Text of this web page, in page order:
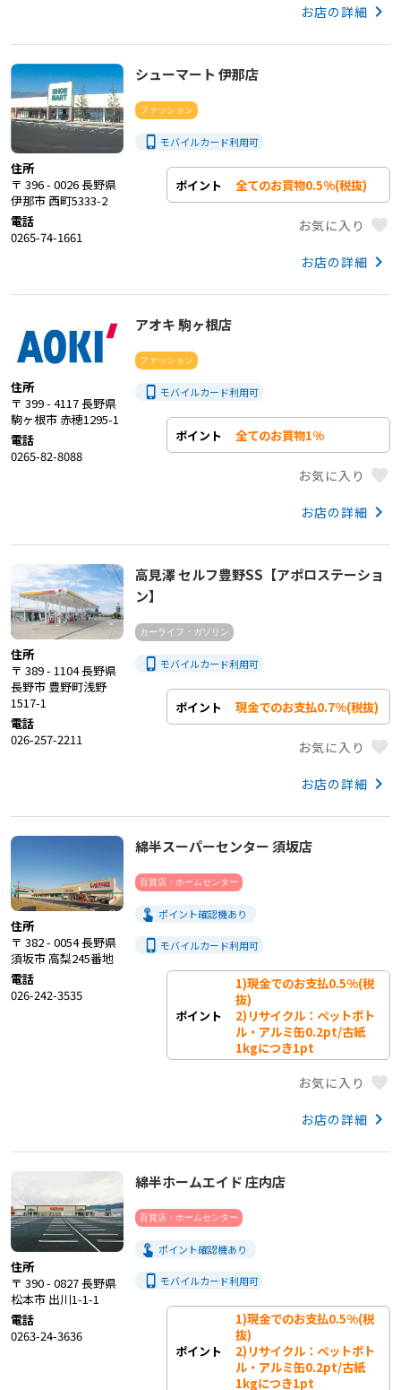
お店の詳細 keyboard_arrow_right
住所
〒 396 - 0026 長野県
伊那市 西町5333-2
電話
0265-74-1661
シューマート 伊那店
ファッション
phone_iphone モバイルカード利用可
ポイント 全てのお買物0.5%(税抜)
お気に入り favorite
お店の詳細 keyboard_arrow_right
住所
〒 399 - 4117 長野県
駒ヶ根市 赤穂1295-1
電話
0265-82-8088
アオキ 駒ヶ根店
ファッション
phone_iphone モバイルカード利用可
ポイント 全てのお買物1%
お気に入り favorite
お店の詳細 keyboard_arrow_right
住所
〒 389 - 1104 長野県
長野市 豊野町浅野
1517-1
電話
026-257-2211
高見澤 セルフ豊野SS【アポロステーショ
ン】
カーライフ・ガソリン
phone_iphone モバイルカード利用可
ポイント 現金でのお支払0.7%(税抜)
お気に入り favorite
お店の詳細 keyboard_arrow_right
住所
〒 382 - 0054 長野県
須坂市 高梨245番地
電話
026-242-3535
綿半スーパーセンター 須坂店
百貨店・ホームセンター
touch_app ポイント確認機あり
phone_iphone モバイルカード利用可
ポイント
1)現金でのお支払0.5%(税
抜)
2)リサイクル：ペットボト
ル・アルミ缶0.2pt/古紙
1kgにつき1pt
お気に入り favorite
お店の詳細 keyboard_arrow_right
住所
〒 390 - 0827 長野県
松本市 出川1-1-1
電話
0263-24-3636
綿半ホームエイド 庄内店
百貨店・ホームセンター
touch_app ポイント確認機あり
phone_iphone モバイルカード利用可
ポイント
1)現金でのお支払0.5%(税
抜)
2)リサイクル：ペットボト
ル・アルミ缶0.2pt/古紙
1kgにつき1pt